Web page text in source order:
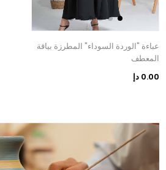
عباءة "الوردة السوداء" المطرزة بياقة
المعطف
0.00 دإ